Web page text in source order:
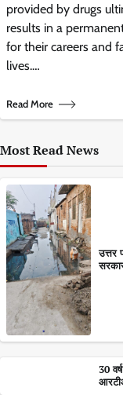
provided by drugs
results in a
for their careers and
lives.…
Read More
Most Read News
उत्तर
30